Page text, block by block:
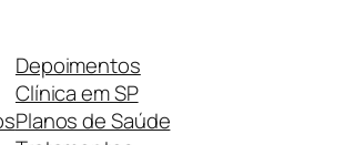
Depoimentos
Clínica em SP
Planos de Saúde